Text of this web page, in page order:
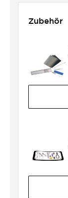
Zubehör